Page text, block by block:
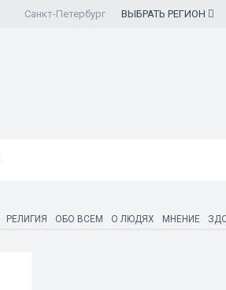
Санкт-Петербург ВЫБРАТЬ РЕГИОН
РЕЛИГИЯ ОБО ВСЕМ О ЛЮДЯХ МНЕНИЕ